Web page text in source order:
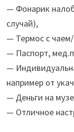
— Фонарик
случай),
— Термос с
— Паспорт,
—
например от
— Деньги на
— Отличное